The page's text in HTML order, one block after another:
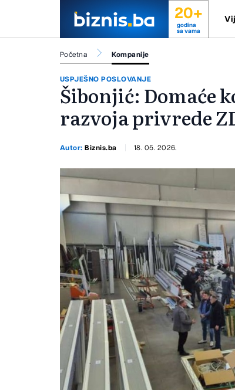
20+
godina
sa vama
Početna Kompanije
USPJEŠNO POSLOVANJE
Šibonjić: Domaće
razvoja privrede
Autor:Biznis.ba 18. 05. 2026.